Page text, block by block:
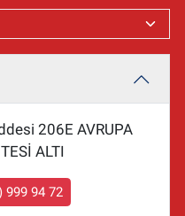
206E AVRUPA
ALTI
999 94 72